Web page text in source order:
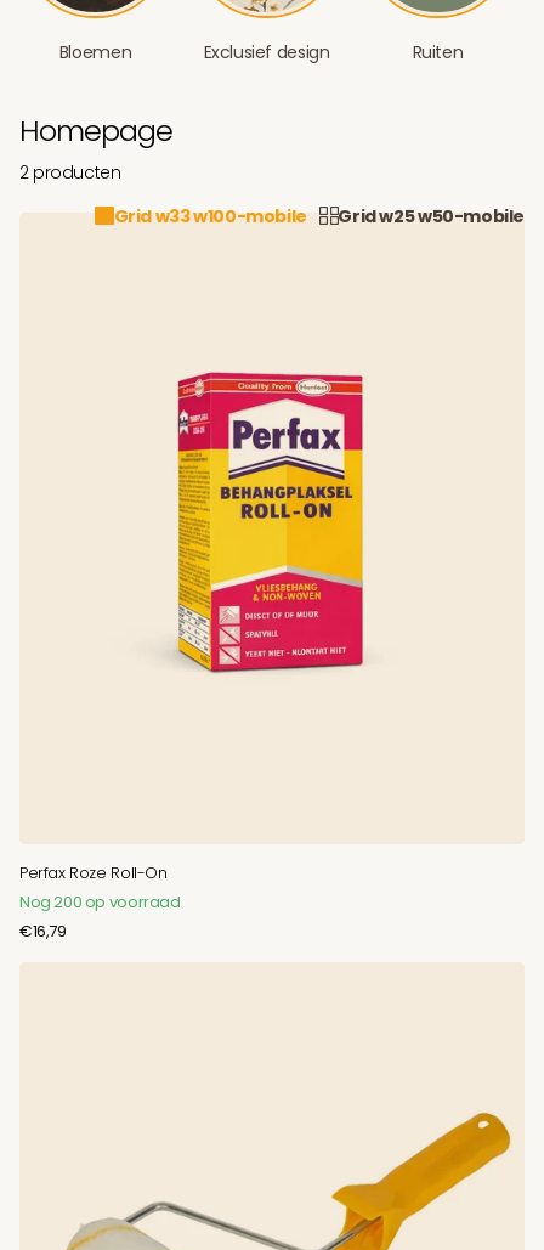
Bloemen Exclusief design Ruiten
Homepage
2 producten
Grid w33 w100-mobile
Grid w25 w50-mobile
Perfax Roze Roll-On
Nog 200 op voorraad
€16,79